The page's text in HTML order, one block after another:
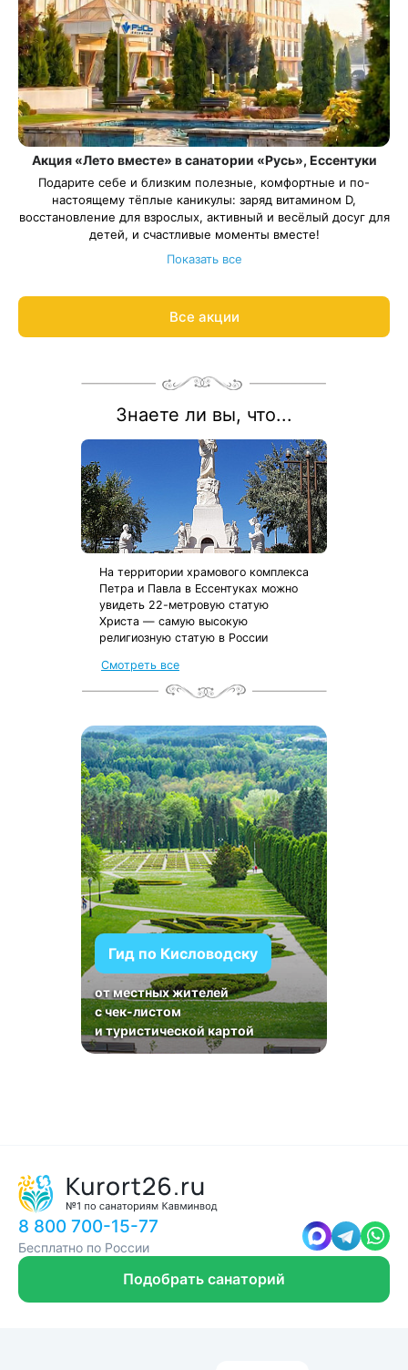
Акция «Лето вместе» в санатории «Русь», Ессентуки
Подарите себе и близким полезные, комфортные и по-
настоящему тёплые каникулы: заряд витамином D,
восстановление для взрослых, активный и весёлый досуг для
детей, и счастливые моменты вместе!
С 01 июня по 06 сентября в санатории «Русь» действует
акция на все категории номеров (кроме категории «Сьют
сентября 2026.
Рассчитаем цену со скидкой и забронируем отдых по
Показать все
Все акции
Знаете ли вы, что...
На территории храмового комплекса
Петра и Павла в Ессентуках можно
увидеть 22-метровую статую
Христа — самую высокую
религиозную статую в России
Смотреть все
Гид по Кисловодску
от местных жителей
с чек-листом
и туристической картой
8 800 700-15-77
Бесплатно по России
Подобрать санаторий